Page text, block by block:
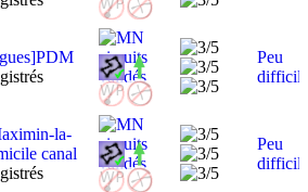
Peu
la-
canal
Peu